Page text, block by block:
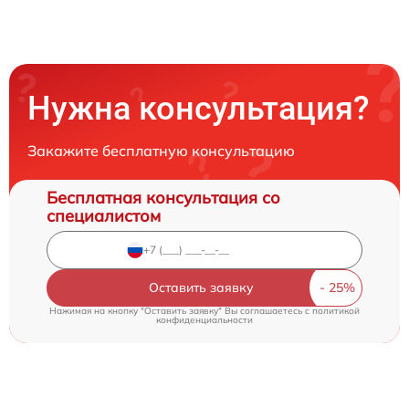
Нужна консультация?
Закажите бесплатную консультацию
Бесплатная консультация со
специалистом
Оставить заявку
Нажимая на кнопку "Оставить заявку" Вы соглашаетесь cполитикой
конфиденциальности